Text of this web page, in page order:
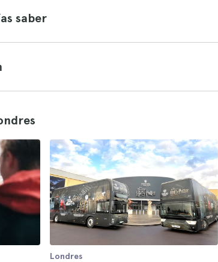
saber
Londres